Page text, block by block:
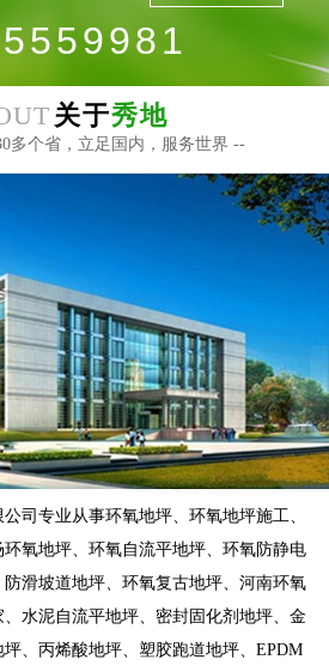
关于秀地
多个省，立足国内，服务世界 --
司专业从事环氧地坪、环氧地坪施工、
氧地坪、环氧自流平地坪、环氧防静电
滑坡道地坪、环氧复古地坪、河南环氧
水泥自流平地坪、密封固化剂地坪、金
、丙烯酸地坪、塑胶跑道地坪、EPDM